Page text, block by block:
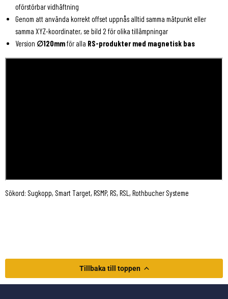
oförstörbar vidhäftning
Genom att använda korrekt offset uppnås alltid samma mätpunkt eller
samma XYZ-koordinater, se bild 2 för olika tillämpningar
Version ∅120mmför alla RS-produkter med magnetisk bas
Sökord: Sugkopp, Smart Target, RSMP, RS, RSL, Rothbucher Systeme
Tillbaka till toppen